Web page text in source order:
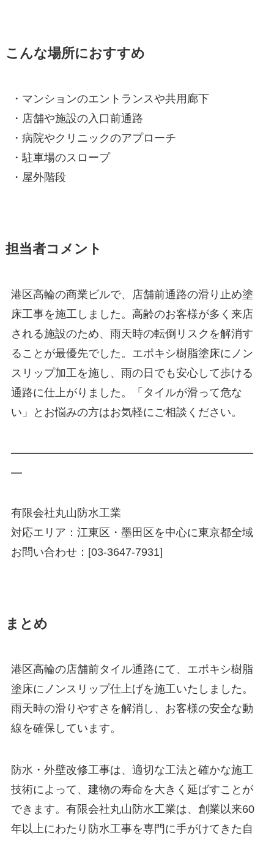
こんな場所におすすめ
・マンションのエントランスや共用廊下
・店舗や施設の入口前通路
・病院やクリニックのアプローチ
・駐車場のスロープ
・屋外階段
担当者コメント
港区高輪の商業ビルで、店舗前通路の滑り止め塗
床工事を施工しました。高齢のお客様が多く来店
される施設のため、雨天時の転倒リスクを解消す
ることが最優先でした。エポキシ樹脂塗床にノン
スリップ加工を施し、雨の日でも安心して歩ける
通路に仕上がりました。「タイルが滑って危な
い」とお悩みの方はお気軽にご相談ください。
━━━━━━━━━━━━━━━━━━━━━━
━
有限会社丸山防水工業
対応エリア：江東区・墨田区を中心に東京都全域
お問い合わせ：[03-3647-7931]
まとめ
港区高輪の店舗前タイル通路にて、エポキシ樹脂
塗床にノンスリップ仕上げを施工いたしました。
雨天時の滑りやすさを解消し、お客様の安全な動
線を確保しています。
防水・外壁改修工事は、適切な工法と確かな施工
技術によって、建物の寿命を大きく延ばすことが
できます。有限会社丸山防水工業は、創業以来60
年以上にわたり防水工事を専門に手がけてきた自